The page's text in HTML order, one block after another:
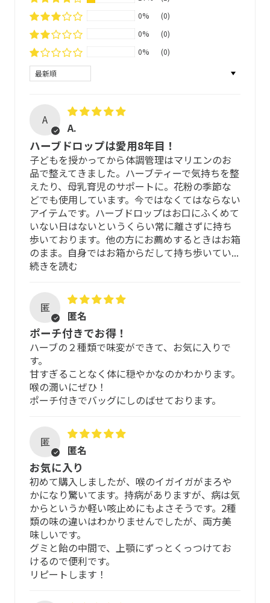
カロリーを気にせずお楽しみ下さい。
成分 (1粒あたり2KCAL)
名称：グミキャンディー
※シートから取り出す際にドロップが割れる場合がありま
のど用ハーブドロップ
ハーブエキス（プランタゴ・ランセオラタ（ヘラオオバ
コ）、セージ、タイム、アルテアルート）、香料（天然純
正精油 ペパーミント、フェンネル、スターアニス）※ヴィ
ーガン（純正植物由来成分のみ使用）
天然甘味料：
マルチトール、ソルビトール、ステビア
その他：
安定剤（アカシア）、中鎖脂肪酸油（ヤシ油由来）
リセットハーブドロップ
ハーブエキス（ホーステール、ネトル、ダンディライオ
ン、エルダーフラワー、リンデンフラワー、セイロンシナ
モン、オレンジフラワー、ホワイトバーチ（白樺）、ビー
ンシェル、リコリス）、香料（天然純正精油 レモン）、ビ
タミンC、ジンジャーエキス、葉緑素（クロロフィル）※ヴ
ィーガン（純正植物由来成分のみ使用）
マルチトール、ソルビトール、ステビア
その他：
安定剤（アカシア）、中鎖脂肪酸油（ヤシ油由来）
味：レモンジンジャー味
※遺伝子組み換え技術不使用
※天然甘味料のみ使用（砂糖・人工甘味料・ラクトース不
使用）
※合成香料・合成色素・保存料不使用
慮していますが、すべての方にアレルギーが起こらないわ
けではありません。
アレルギー体質、アトピー体質の方、初め
て使用される方
いただくことをおすすめします。
以下の場合は、ご飲用をお控えください
・過去に、製品に含まれる原料に対してアレルギー反応が
あった方
・アレルゲンと同じ種類(科目)の原料が配合されている場
合
・重度のアレルギーの方やその可能性がある方
保管方法
１つ１つ個別にパックされているため、常温で保管が可能
[未開封での賞味期限 ]
ハーブドロップの賞味期限は、外箱ラベルに記載しており
ます。
包装材（ブリスターパック）から出したドロップは、すぐ
お召し上がりください。外気に触れると変質することがあ
ります。
0%
(0)
0%
(0)
0%
(0)
Sort by
A
A.
ハーブドロップは愛用8年目！
子どもを授かってから体調管理はマリエンのお
品で整えてきました。ハーブティーで気持ちを整
えたり、母乳育児のサポートに。花粉の季節な
どでも使用しています。今ではなくてはならない
アイテムです。ハーブドロップはお口にふくめて
いない日はないというくらい常に離さずに持ち
歩いております。他の方にお薦めするときはお箱
のまま。自身ではお箱からだして持ち歩いてい...
続きを読む
匿
匿名
ポーチ付きでお得！
ハーブの２種類で味変ができて、お気に入りで
す。
甘すぎることなく体に穏やかなのかわかります。
喉の潤いにぜひ！
ポーチ付きでバッグにしのばせております。
匿
匿名
お気に入り
初めて購入しましたが、喉のイガイガがまろや
かになり驚いてます。持病がありますが、病は気
からというか軽い咳止めにもよさそうです。2種
類の味の違いはわかりませんでしたが、両方美
味しいです。
グミと飴の中間で、上顎にずっとくっつけてお
けるので便利です。
リピートします！